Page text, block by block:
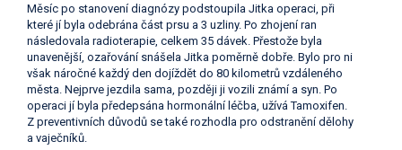
Měsíc po stanovení diagnózy podstoupila Jitka operaci, při
které jí byla odebrána část prsu a 3 uzliny. Po zhojení ran
následovala radioterapie, celkem 35 dávek. Přestože byla
unavenější, ozařování snášela Jitka poměrně dobře. Bylo pro ni
však náročné každý den dojíždět do 80 kilometrů vzdáleného
města. Nejprve jezdila sama, později ji vozili známí a syn. Po
operaci jí byla předepsána hormonální léčba, užívá Tamoxifen.
Z preventivních důvodů se také rozhodla pro odstranění dělohy
a vaječníků.